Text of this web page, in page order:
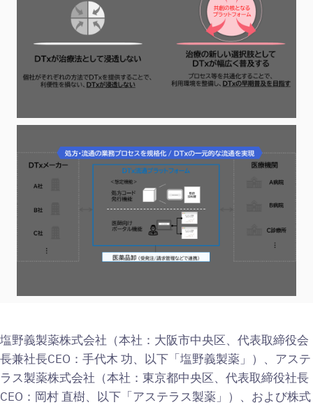
View
File
View
File
塩野義製薬株式会社（本社：大阪市中央区、代表取締役会
長兼社長CEO：手代木 功、以下「塩野義製薬」）、アステ
ラス製薬株式会社（本社：東京都中央区、代表取締役社長
CEO：岡村 直樹、以下「アステラス製薬」）、および株式